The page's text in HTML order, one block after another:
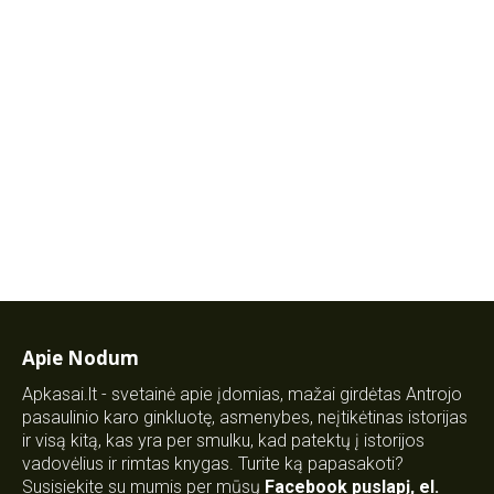
Apie Nodum
Apkasai.lt - svetainė apie įdomias, mažai girdėtas Antrojo
pasaulinio karo ginkluotę, asmenybes, neįtikėtinas istorijas
ir visą kitą, kas yra per smulku, kad patektų į istorijos
vadovėlius ir rimtas knygas. Turite ką papasakoti?
Susisiekite su mumis per mūsų Facebook puslapį, el.